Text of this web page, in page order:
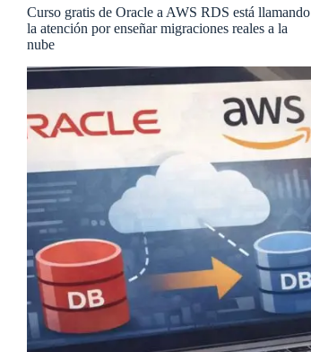
Curso gratis de Oracle a AWS RDS está llamando
la atención por enseñar migraciones reales a la
nube